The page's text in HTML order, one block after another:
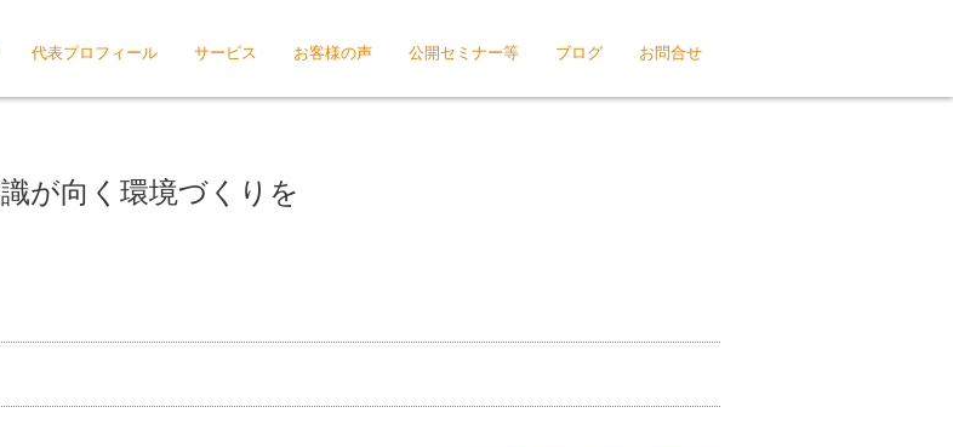
代表プロフィール サービス お客様の声 公開セミナー等 ブログ お問合せ
が向く環境づくりを